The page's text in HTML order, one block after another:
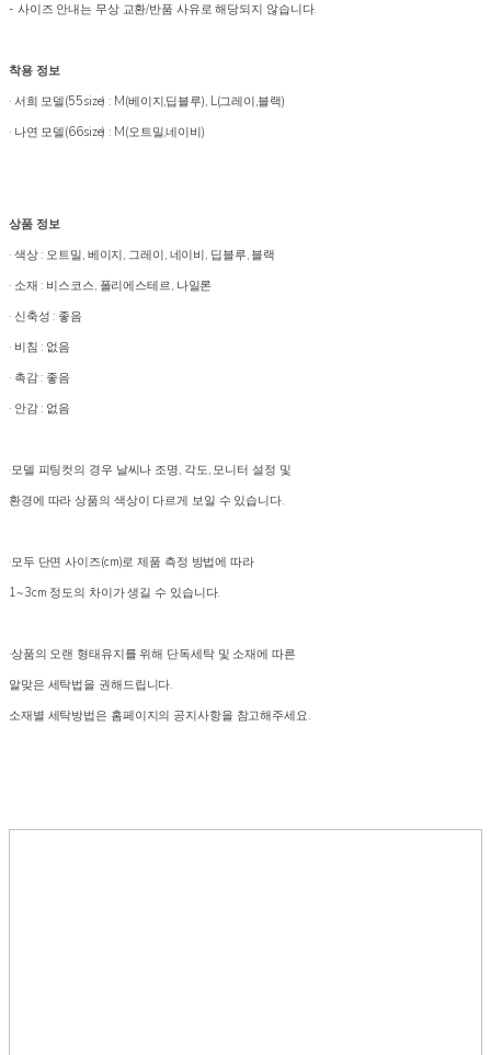
- 사이즈 안내는 무상 교환/반품 사유로 해당되지 않습니다.
착용 정보
· 서희 모델(55size) : M(베이지,딥블루), L(그레이,블랙)
· 나연 모델(66size) : M(오트밀,네이비)
상품 정보
· 색상 : 오트밀, 베이지, 그레이, 네이비, 딥블루, 블랙
· 소재 : 비스코스, 폴리에스테르, 나일론
· 신축성 : 좋음
· 비침 : 없음
· 촉감 : 좋음
· 안감 : 없음
·모델 피팅컷의 경우 날씨나 조명, 각도, 모니터 설정 및
환경에 따라 상품의 색상이 다르게 보일 수 있습니다.
·모두 단면 사이즈(cm)로 제품 측정 방법에 따라
1~3cm 정도의 차이가 생길 수 있습니다.
·상품의 오랜 형태유지를 위해 단독세탁 및 소재에 따른
알맞은 세탁법을 권해드립니다.
소재별 세탁방법은 홈페이지의 공지사항을 참고해주세요.